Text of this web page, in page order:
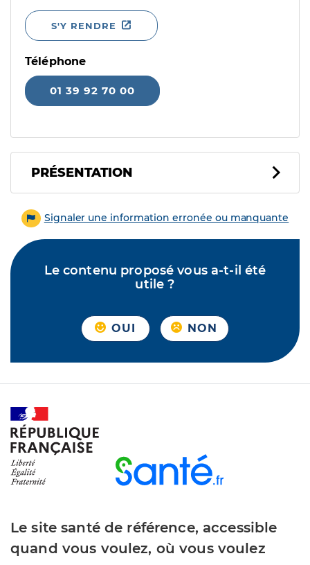
S'Y RENDRE
Téléphone
01 39 92 70 00
PRÉSENTATION
Signaler une information erronée ou manquante
Le contenu proposé vous a-t-il été
utile ?
OUI NON
Le site santé de référence, accessible
quand vous voulez, où vous voulez